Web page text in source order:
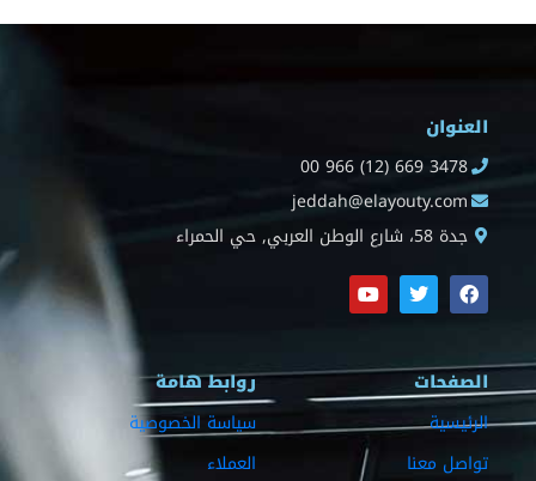
العنوان
00 966 (12) 669 3478
jeddah@elayouty.com
جدة 58، شارع الوطن العربي, حي الحمراء
الصفحات
الرئيسية
تواصل معنا
روابط هامة
سياسة الخصوصية
العملاء